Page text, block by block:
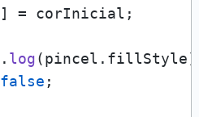
] = corInicial;
. log(pincel. fillStyle
false ;